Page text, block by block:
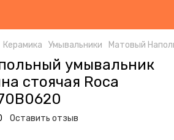
Керамика Умывальники Матовый
умывальник
стоячая Roca
Оставить отзыв